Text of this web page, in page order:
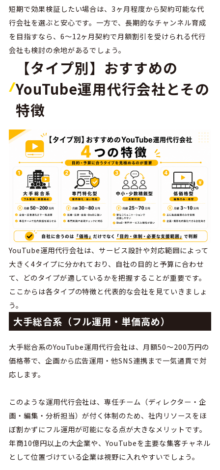
短期で効果検証したい場合は、3ヶ月程度から契約可能な代
行会社を選ぶと安心です。一方で、長期的なチャンネル育成
を目指すなら、 6〜12ヶ月契約で月額割引を受けられる代行
会社も検討の余地があるでしょう。
【タイプ別】おすすめの
YouTube運用代行会社とその
特徴
YouTube運用代行会社は、サービス設計や対応範囲によって
大きく 4タイプに分かれており、自社の目的と予算に合わせ
て、どのタイプが適しているかを把握することが重要です。
ここからは各タイプの特徴と代表的な会社を見ていきましょ
う。
大手総合系（フル運用・単価高め）
大手総合系のYouTube運用代行会社は、月額50〜200万円の
価格帯で、企画から広告運用・他SNS連携まで一気通貫で対
応します。
このような運用代行会社は、専任チーム（ディレクター・企
画・編集・分析担当）が付く体制のため、社内リソースをほ
ぼ割かずにフル運用が可能になる点が大きなメリットです。
年商10億円以上の大企業や、YouTubeを主要な集客チャネル
として位置づけている企業は視野に入れやすいでしょう。